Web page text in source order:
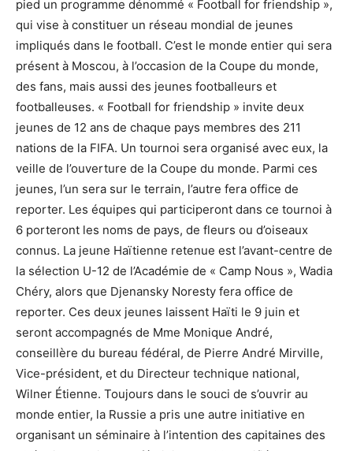
pied un programme dénommé « Football for friendship »,
qui vise à constituer un réseau mondial de jeunes
impliqués dans le football. C’est le monde entier qui sera
présent à Moscou, à l’occasion de la Coupe du monde,
des fans, mais aussi des jeunes footballeurs et
footballeuses. « Football for friendship » invite deux
jeunes de 12 ans de chaque pays membres des 211
nations de la FIFA. Un tournoi sera organisé avec eux, la
veille de l’ouverture de la Coupe du monde. Parmi ces
jeunes, l’un sera sur le terrain, l’autre fera office de
reporter. Les équipes qui participeront dans ce tournoi à
6 porteront les noms de pays, de fleurs ou d’oiseaux
connus. La jeune Haïtienne retenue est l’avant-centre de
la sélection U-12 de l’Académie de « Camp Nous », Wadia
Chéry, alors que Djenansky Noresty fera office de
reporter. Ces deux jeunes laissent Haïti le 9 juin et
seront accompagnés de Mme Monique André,
conseillère du bureau fédéral, de Pierre André Mirville,
Vice-président, et du Directeur technique national,
Wilner Étienne. Toujours dans le souci de s’ouvrir au
monde entier, la Russie a pris une autre initiative en
organisant un séminaire à l’intention des capitaines des